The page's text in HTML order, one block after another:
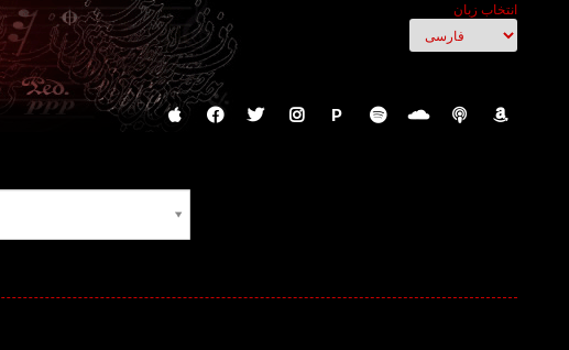
انتخاب زبان
P